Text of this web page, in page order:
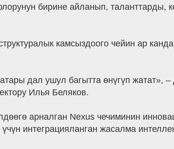
бирине айланып, таланттарды,
камсыздоого чейин ар
дал ушул багытта өнүгүп жатат»,
Илья Беляков.
арналган Nexus чечиминин
интеграцияланган жасалма